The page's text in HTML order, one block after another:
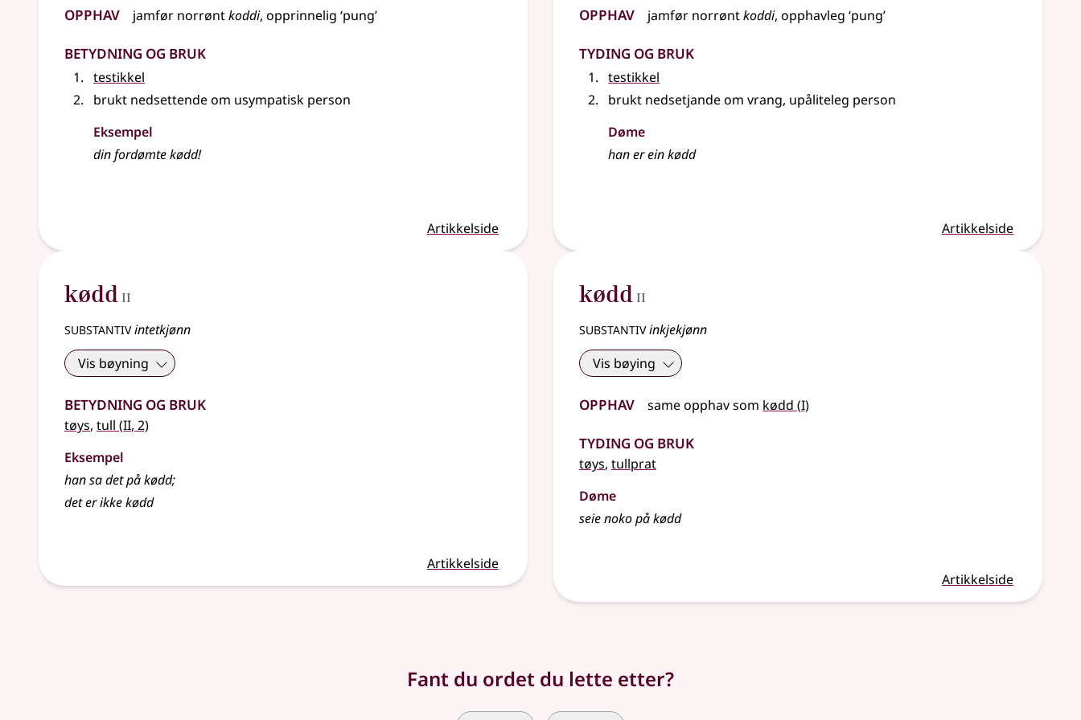
Opphav jamfør norrøntkoddi, opprinnelig ‘pung’
Betydning og bruk
testikkel
brukt nedsettendeom usympatisk person
Eksempel
din fordømtekødd!
Artikkelside
kødd II
substantivintetkjønn
Vis bøyning
Betydning og bruk
tøys, tull (2
II, 2)
Eksempel
han sa det på kødd;
det er ikke kødd
Artikkelside
Opphav jamfør norrøntkoddi, opphavleg ‘pung’
Tyding og bruk
testikkel
brukt nedsetjandeom vrang, upåliteleg person
Døme
han er ein kødd
Artikkelside
kødd II
substantivinkjekjønn
Vis bøying
Opphav same opphav som kødd (1
I)
Tyding og bruk
tøys, tullprat
Døme
seie noko på kødd
Artikkelside
Fant du ordet du lette etter?